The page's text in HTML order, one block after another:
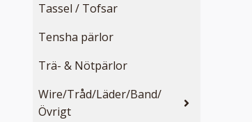
Tassel / Tofsar
Tensha pärlor
Trä- & Nötpärlor
Wire/Tråd/Läder/Band/
Övrigt